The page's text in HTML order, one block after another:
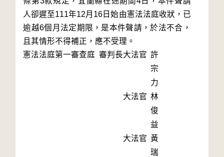
人卻遲至111年12月16日始由憲法法庭收狀，已
逾越6個月法定期限，是本件聲請，於法不合，
且其情形不得補正，應不受理。
憲法法庭第一審查庭 審判長大法官 許
宗
力
大法官 林
俊
益
大法官 黃
瑞